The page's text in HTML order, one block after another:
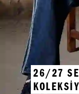
26/27